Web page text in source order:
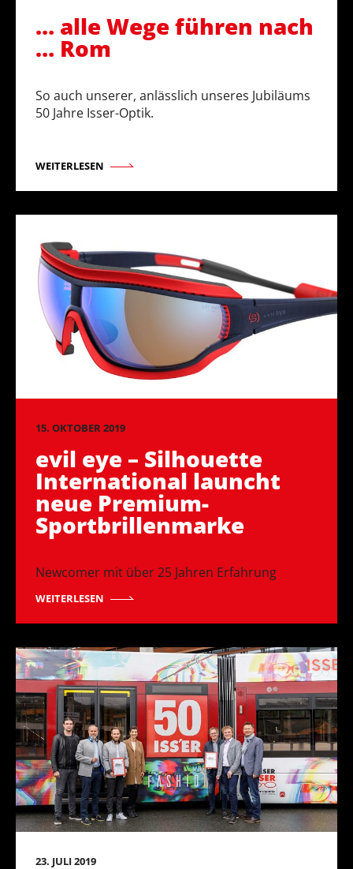
… alle Wege führen nach
… Rom
So auch unserer, anlässlich unseres Jubiläums
50 Jahre Isser-Optik.
WEITERLESEN
15. OKTOBER 2019
evil eye – Silhouette
International launcht
neue Premium-
Sportbrillenmarke
Newcomer mit über 25 Jahren Erfahrung
WEITERLESEN
23. JULI 2019